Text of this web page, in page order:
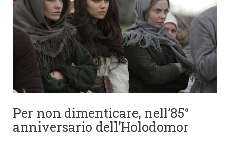
Per non dimenticare, nell’85°
anniversario dell’Holodomor